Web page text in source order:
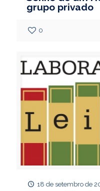
grupo privado
0
18 de setembro de